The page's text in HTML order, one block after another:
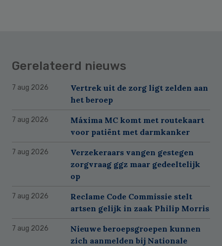
Gerelateerd nieuws
7 aug 2026
Vertrek uit de zorg ligt zelden aan
het beroep
7 aug 2026
Máxima MC komt met routekaart
voor patiënt met darmkanker
7 aug 2026
Verzekeraars vangen gestegen
zorgvraag ggz maar gedeeltelijk
op
7 aug 2026
Reclame Code Commissie stelt
artsen gelijk in zaak Philip Morris
7 aug 2026
Nieuwe beroepsgroepen kunnen
zich aanmelden bij Nationale